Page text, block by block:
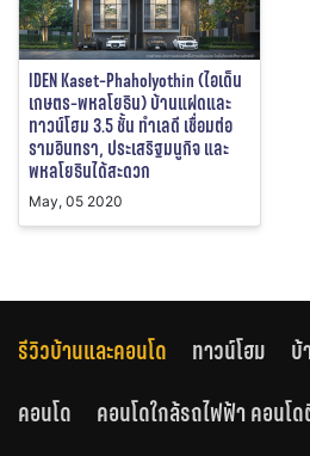
IDEN Kaset-Phaholyothin (ไอเด็น
เกษตร-พหลโยธิน) บ้านแฝดและ
ทาวน์โฮม 3.5 ชั้น ทำเลดี เชื่อมต่อ
รามอินทรา, ประเสริฐมนูกิจ และ
พหลโยธินได้สะดวก
May, 05 2020
รีวิวบ้านและคอนโด ทาวน์โฮม
บ้
คอนโด
คอนโดใกล้รถไฟฟ้า คอนโ